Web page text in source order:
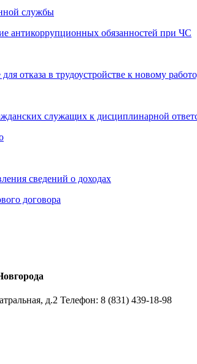
службы
антикоррупционных обязанностей при ЧС
отказа в трудоустройстве к новому
служащих к дисциплинарной
сведений о доходах
договора
д.2 Телефон: 8 (831) 439-18-98